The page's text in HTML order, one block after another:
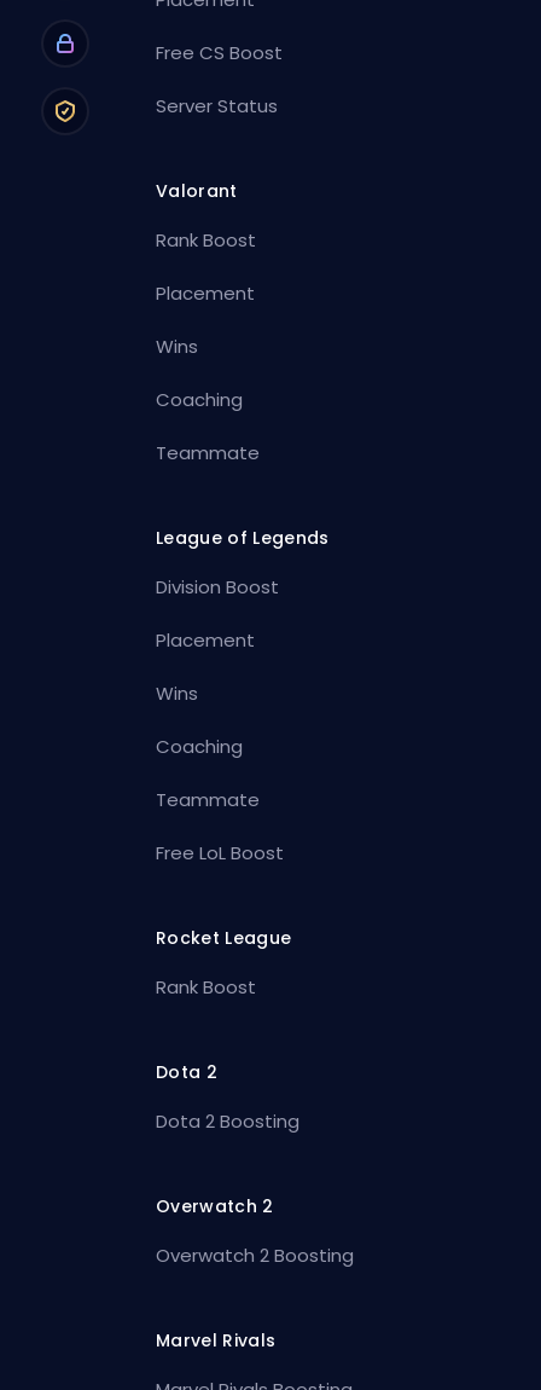
Free CS Boost
Server Status
Valorant
Rank Boost
Placement
Wins
Coaching
Teammate
League of Legends
Division Boost
Placement
Wins
Coaching
Teammate
Free LoL Boost
Rocket League
Rank Boost
Dota 2
Dota 2 Boosting
Overwatch 2
Overwatch 2 Boosting
Marvel Rivals